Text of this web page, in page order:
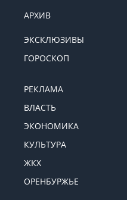
АРХИВ
ЭКСКЛЮЗИВЫ
ГОРОСКОП
РЕКЛАМА
ВЛАСТЬ
ЭКОНОМИКА
КУЛЬТУРА
ЖКХ
ОРЕНБУРЖЬЕ